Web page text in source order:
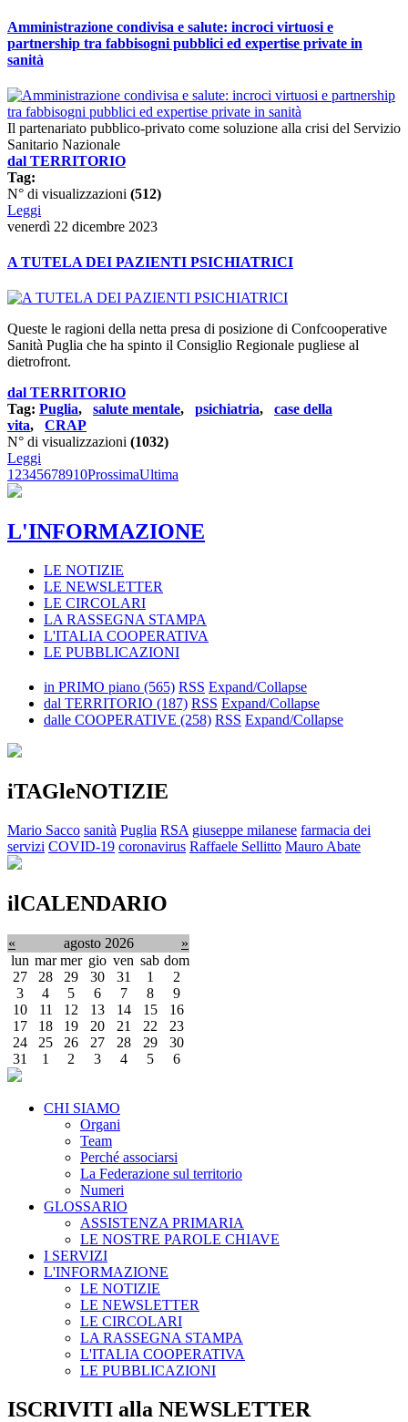
Amministrazione condivisa e salute: incroci virtuosi e
partnership tra fabbisogni pubblici ed expertise private in
sanità
Il partenariato pubblico-privato come soluzione alla crisi del Servizio
Sanitario Nazionale
dal TERRITORIO
Tag:
N° di visualizzazioni (512)
Leggi
venerdì 22 dicembre 2023
A TUTELA DEI PAZIENTI PSICHIATRICI
Queste le ragioni della netta presa di posizione di Confcooperative
Sanità Puglia che ha spinto il Consiglio Regionale pugliese al
dietrofront.
dal TERRITORIO
Tag: Puglia, salute mentale, psichiatria, case della
vita, CRAP
N° di visualizzazioni (1032)
Leggi
12345678910ProssimaUltima
L'INFORMAZIONE
LE NOTIZIE
LE NEWSLETTER
LE CIRCOLARI
LA RASSEGNA STAMPA
L'ITALIA COOPERATIVA
LE PUBBLICAZIONI
in PRIMO piano (565) RSS Expand/Collapse
dal TERRITORIO (187) RSS Expand/Collapse
dalle COOPERATIVE (258) RSS Expand/Collapse
iTAGleNOTIZIE
Mario Sacco sanità Puglia RSA giuseppe milanese farmacia dei
servizi COVID-19 coronavirus Raffaele Sellitto Mauro Abate
ilCALENDARIO
« agosto 2026
»
lun mar mer gio ven sab dom
27
28 29 30 31 1
2
3
4 5 6 7 8
9
10
11 12 13 14 15
16
17
18 19 20 21 22
23
24
25 26 27 28 29
30
31
1 2 3 4 5 6
CHI SIAMO
Organi
Team
Perché associarsi
La Federazione sul territorio
Numeri
GLOSSARIO
ASSISTENZA PRIMARIA
LE NOSTRE PAROLE CHIAVE
I SERVIZI
L'INFORMAZIONE
LE NOTIZIE
LE NEWSLETTER
LE CIRCOLARI
LA RASSEGNA STAMPA
L'ITALIA COOPERATIVA
LE PUBBLICAZIONI
ISCRIVITI alla NEWSLETTER